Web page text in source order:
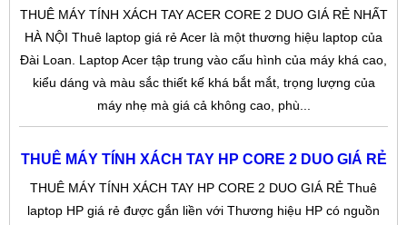
THUÊ MÁY TÍNH XÁCH TAY ACER CORE 2 DUO GIÁ RẺ NHẤT
HÀ NỘI Thuê laptop giá rẻ Acer là một thương hiệu laptop của
Đài Loan. Laptop Acer tập trung vào cấu hình của máy khá cao,
kiểu dáng và màu sắc thiết kế khá bắt mắt, trọng lượng của
máy nhẹ mà giá cả không cao, phù...
THUÊ MÁY TÍNH XÁCH TAY HP CORE 2 DUO GIÁ RẺ
THUÊ MÁY TÍNH XÁCH TAY HP CORE 2 DUO GIÁ RẺ Thuê
laptop HP giá rẻ được gắn liền với Thương hiệu HP có nguồn